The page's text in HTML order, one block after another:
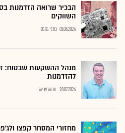
הבכיר שרואה הזדמנות
השווקים
01.08.2026 כתבי גלובס
מנהל ההשקעות שבטוח:
להזדמנות
28.07.2026 נתנאל אריאל
מחזורי המסחר קפצו